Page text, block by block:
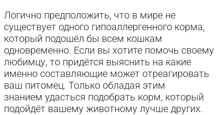
Логично предположить, что в мире не
существует одного гипоаллергенного корма,
который подошёл бы всем кошкам
одновременно. Если вы хотите помочь своему
любимцу, то придётся выяснить на какие
именно составляющие может отреагировать
ваш питомец. Только обладая этим
знанием удасться подобрать корм, который
подойдёт вашему животному лучше других.